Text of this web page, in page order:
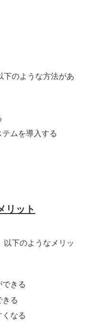
下のような方法があ
ムを導入する
リット
下のようなメリッ
きる
る
なる